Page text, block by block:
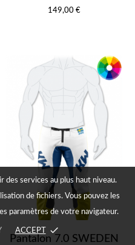
149,00 €
Pantalon 7.0 SWEDEN
des services au plus haut niveau.
de fichiers. Vous pouvez les
paramètres de votre navigateur.
ACCEPT done